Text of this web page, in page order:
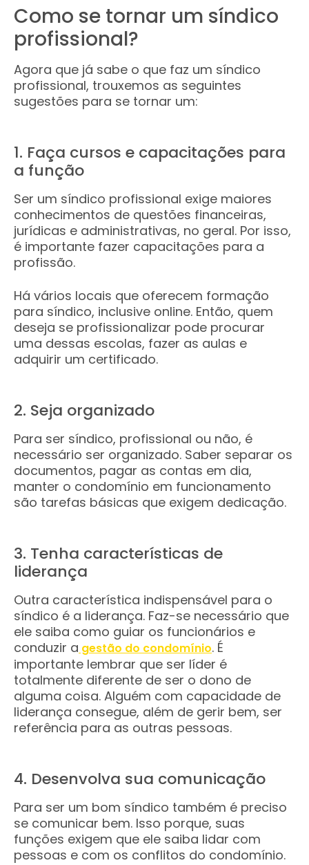
Como se tornar um síndico
profissional?
Agora que já sabe o que faz um síndico
profissional, trouxemos as seguintes
sugestões para se tornar um:
1. Faça cursos e capacitações para
a função
Ser um síndico profissional exige maiores
conhecimentos de questões financeiras,
jurídicas e administrativas, no geral. Por isso,
é importante fazer capacitações para a
profissão.
Há vários locais que oferecem formação
para síndico, inclusive online. Então, quem
deseja se profissionalizar pode procurar
uma dessas escolas, fazer as aulas e
adquirir um certificado.
2. Seja organizado
Para ser síndico, profissional ou não, é
necessário ser organizado. Saber separar os
documentos, pagar as contas em dia,
manter o condomínio em funcionamento
são tarefas básicas que exigem dedicação.
3. Tenha características de
liderança
Outra característica indispensável para o
síndico é a liderança. Faz-se necessário que
ele saiba como guiar os funcionários e
conduzir a gestão do condomínio. É
importante lembrar que ser líder é
totalmente diferente de ser o dono de
alguma coisa. Alguém com capacidade de
liderança consegue, além de gerir bem, ser
referência para as outras pessoas.
4. Desenvolva sua comunicação
Para ser um bom síndico também é preciso
se comunicar bem. Isso porque, suas
funções exigem que ele saiba lidar com
pessoas e com os conflitos do condomínio.